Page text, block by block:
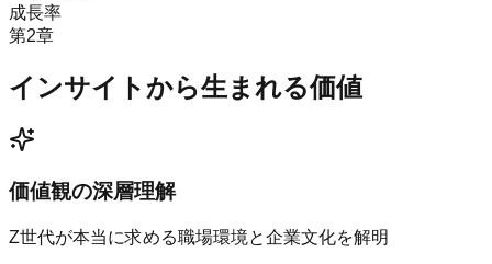
成長率
第2章
インサイトから生まれる価値
価値観の深層理解
Z世代が本当に求める職場環境と企業文化を解明